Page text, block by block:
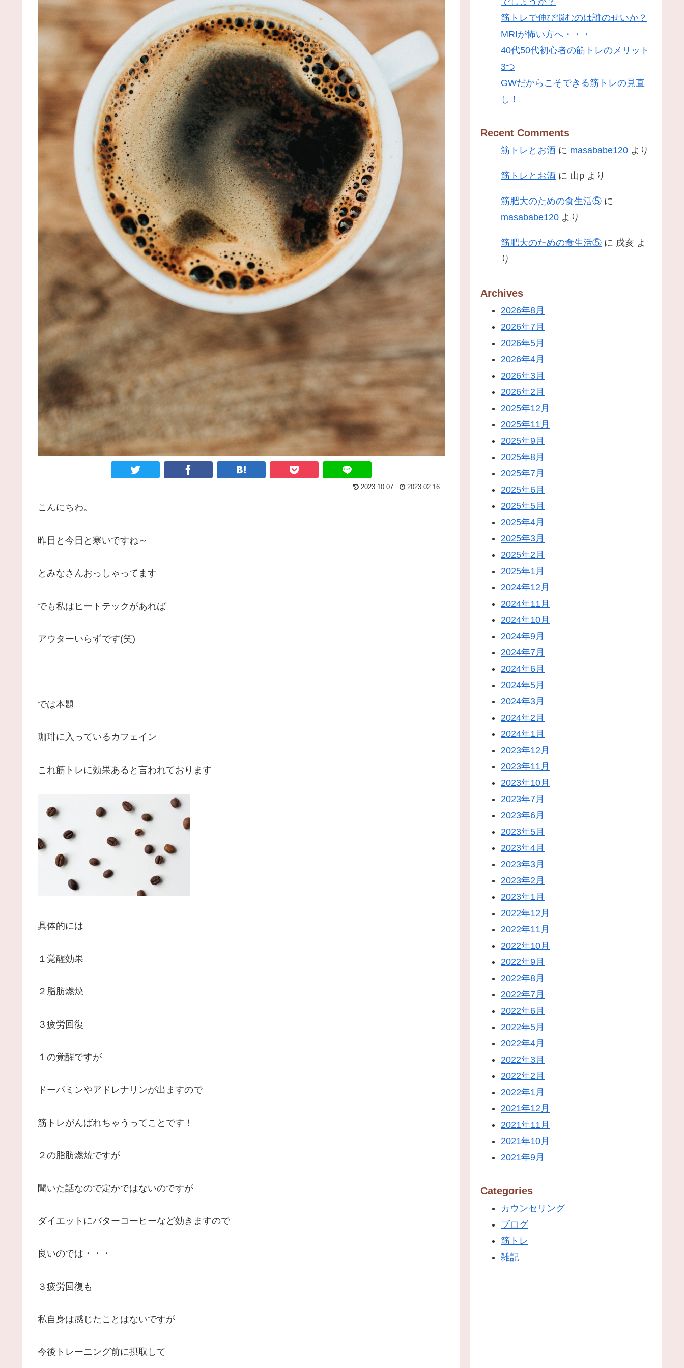
2023.10.07 2023.02.16
こんにちわ。
昨日と今日と寒いですね～
とみなさんおっしゃってます
でも私はヒートテックがあれば
アウターいらずです(笑)
では本題
珈琲に入っているカフェイン
これ筋トレに効果あると言われております
具体的には
１覚醒効果
２脂肪燃焼
３疲労回復
１の覚醒ですが
ドーパミンやアドレナリンが出ますので
筋トレがんばれちゃうってことです！
２の脂肪燃焼ですが
聞いた話なので定かではないのですが
ダイエットにバターコーヒーなど効きますので
良いのでは・・・
３疲労回復も
私自身は感じたことはないですが
今後トレーニング前に摂取して
筋トレで伸び悩むのは誰のせいか？
MRIが怖い方へ・・・
40代50代初心者の筋トレのメリット
3つ
GWだからこそできる筋トレの見直
し！
Recent Comments
筋トレとお酒 に masababe120 より
筋トレとお酒 に 山p より
筋肥大のための食生活⑤ に
masababe120 より
筋肥大のための食生活⑤ に 戌亥 よ
り
Archives
2026年8月
2026年7月
2026年5月
2026年4月
2026年3月
2026年2月
2025年12月
2025年11月
2025年9月
2025年8月
2025年7月
2025年6月
2025年5月
2025年4月
2025年3月
2025年2月
2025年1月
2024年12月
2024年11月
2024年10月
2024年9月
2024年7月
2024年6月
2024年5月
2024年3月
2024年2月
2024年1月
2023年12月
2023年11月
2023年10月
2023年7月
2023年6月
2023年5月
2023年4月
2023年3月
2023年2月
2023年1月
2022年12月
2022年11月
2022年10月
2022年9月
2022年8月
2022年7月
2022年6月
2022年5月
2022年4月
2022年3月
2022年2月
2022年1月
2021年12月
2021年11月
2021年10月
2021年9月
Categories
カウンセリング
ブログ
筋トレ
雑記